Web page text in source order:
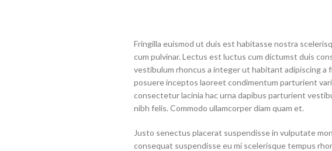
Fringilla euismod ut duis est habitasse nostra
cum pulvinar. Lectus est luctus cum dictumst duis
vestibulum rhoncus a integer ut habitant adipiscing a
posuere inceptos laoreet condimentum parturient
consectetur lacinia hac urna dapibus parturient
nibh felis. Commodo ullamcorper diam quam et.
Justo senectus placerat suspendisse in vulputate
consequat suspendisse eu mi scelerisque tempus